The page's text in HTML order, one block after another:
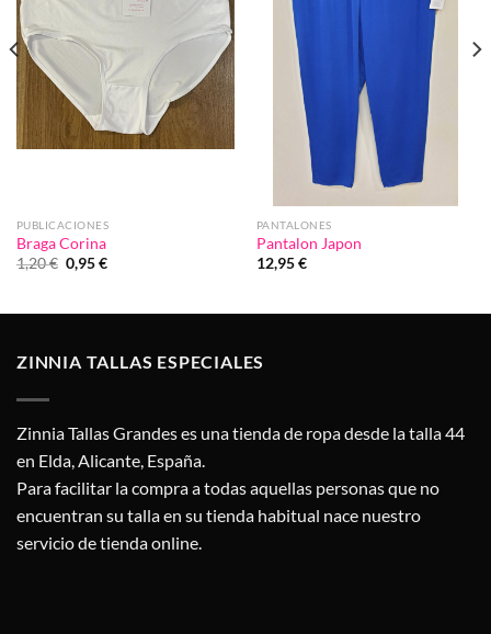
PUBLICACIONES
Braga Corina
1,20€ El
precio
1,20 €.
0,95€El
0,95 €.
PANTALONES
Pantalon Japon
12,95€
ZINNIA TALLAS ESPECIALES
Zinnia Tallas Grandes es una tienda de ropa desde la talla 44
en Elda, Alicante, España.
Para facilitar la compra a todas aquellas personas que no
encuentran su talla en su tienda habitual nace nuestro
servicio de tienda online.